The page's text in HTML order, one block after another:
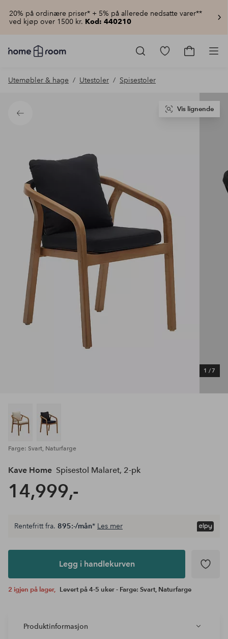
20% på ordinære priser* + 5% på allerede nedsatte varer**
ved kjøp over 1500 kr. Kod: 440210
Homeroom
–
hjemmet
pris
Gå
Gå
Utemøbler & hage Utestoler Spisestoler
Tilbake
1 /7
Vis lignende
Farge: Svart, Naturfarge
Kave Home Spisestol Malaret, 2-pk
14,999,-
Legg i
Rentefritt fra. 895:-/mån* Les mer
Legg i handlekurven
2 igjen på lager, Levert på 4-5 uker - Farge: Svart, Naturfarge
Produktinformasjon